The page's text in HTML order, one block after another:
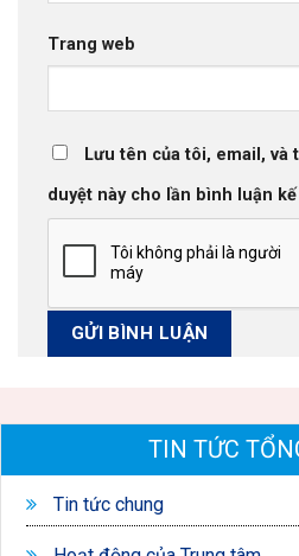
Trang web
Lưu tên của tôi, email,
duyệt này cho lần bình luận
TIN TỨC
Tin tức chung